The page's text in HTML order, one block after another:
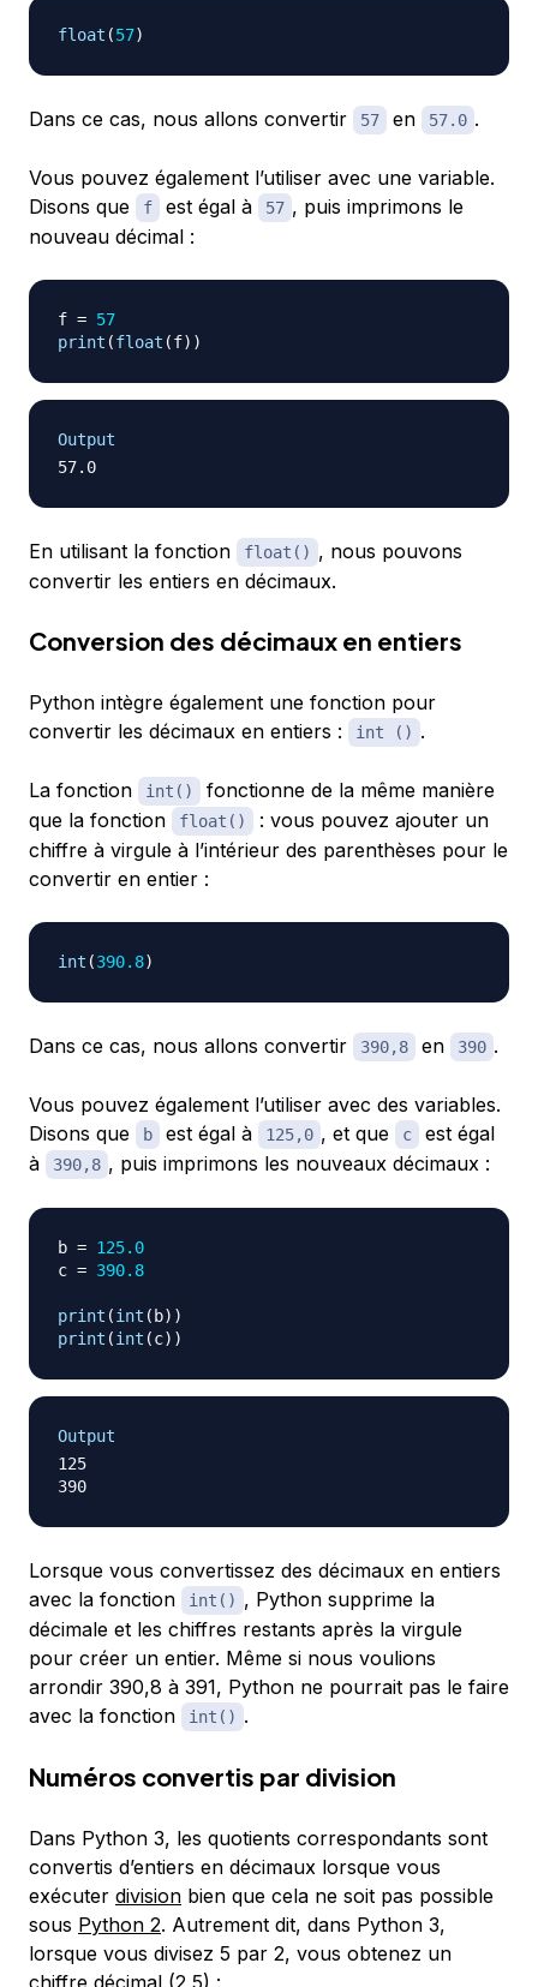
float (57)
Dans ce cas, nous allons convertir 57 en 57.0 .
Vous pouvez également l’utiliser avec une variable.
Disons que
f est égal à 57 , puis imprimons le
nouveau décimal :
f = 57
print (float (f) )
Output
En utilisant la fonction float() , nous pouvons
convertir les entiers en décimaux.
Conversion des décimaux en entiers
Python intègre également une fonction pour
convertir les décimaux en entiers :
int () .
La fonction int()
fonctionne de la même manière
que la fonction
float()
: vous pouvez ajouter un
chiffre à virgule à l’intérieur des parenthèses pour le
convertir en entier :
int (390.8)
Dans ce cas, nous allons convertir 390,8 en 390 .
Vous pouvez également l’utiliser avec des variables.
Disons que
b est égal à 125,0 , et que c
est égal
à
390,8 , puis imprimons les nouveaux décimaux :
b = 125.0
c = 390.8
print (int ( b) )
print (int (c) )
Output
125
Lorsque vous convertissez des décimaux en entiers
avec la fonction
int() , Python supprime la
décimale et les chiffres restants après la virgule
pour créer un entier. Même si nous voulions
arrondir 390,8 à 391, Python ne pourrait pas le faire
avec la fonction
int() .
Numéros convertis par division
Dans Python 3, les quotients correspondants sont
convertis d’entiers en décimaux lorsque vous
exécuter division bien que cela ne soit pas possible
sous Python 2. Autrement dit, dans Python 3,
lorsque vous divisez 5 par 2, vous obtenez un